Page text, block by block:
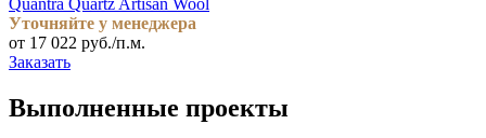
Quantra Quartz Artisan Wool
Уточняйте у менеджера
от 17 022 руб./п.м.
Заказать
Выполненные проекты